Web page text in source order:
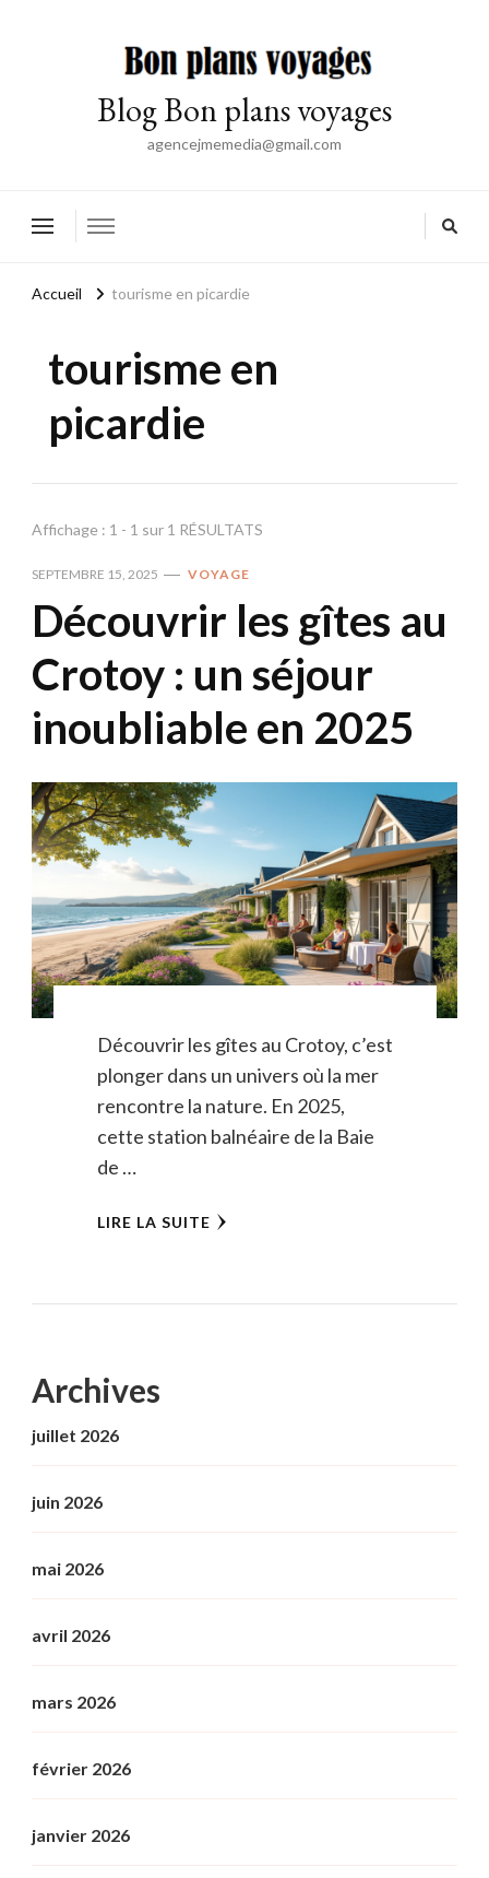
Blog Bon plans voyages
agencejmemedia@gmail.com
Accueil tourisme en picardie
tourisme en
picardie
Affichage : 1 - 1 sur 1 RÉSULTATS
SEPTEMBRE 15, 2025 VOYAGE
Découvrir les gîtes au
Crotoy : un séjour
inoubliable en 2025
Découvrir les gîtes au Crotoy, c’est
plonger dans un univers où la mer
rencontre la nature. En 2025,
cette station balnéaire de la Baie
de …
LIRE LA SUITE
Archives
juillet 2026
juin 2026
mai 2026
avril 2026
mars 2026
février 2026
janvier 2026